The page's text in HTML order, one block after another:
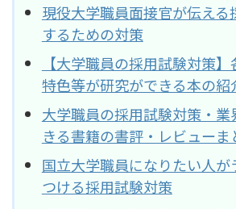
現役大学職員面接官が伝える
するための対策
【大学職員の採用試験対策】
特色等が研究ができる本の紹
大学職員の採用試験対策・
きる書籍の書評・レビューま
国立大学職員になりたい人が
つける採用試験対策